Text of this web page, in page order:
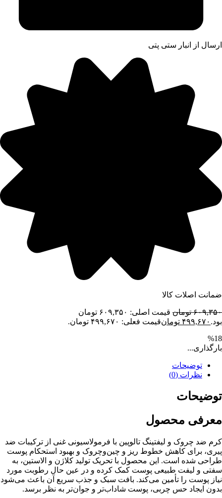
ارسال از انبار ستی پتی
ضمانت اصلات کالا
۶۰۹,۳۵۰ تومان
قیمت اصلی: ۶۰۹,۳۵۰ تومان
بود. ۴۹۹,۶۷۰ تومانقیمت فعلی: ۴۹۹,۶۷۰ تومان.
%18
بارگذاری...
توضیحات
نظرات (0)
توضیحات
معرفی محصول
کرم ضد چروک و لیفتینگ تالوپین با فرمولاسیونی غنی از ترکیبات ضد
پیری، برای کاهش خطوط ریز و چین‌وچروک و بهبود استحکام پوست
طراحی شده است. این محصول با تحریک تولید کلاژن و الاستین، به
سفتی و لیفت طبیعی پوست کمک کرده و در عین حال رطوبت مورد
نیاز پوست را تأمین می‌کند. بافت سبک و جذب سریع آن باعث می‌شود
بدون ایجاد حس چربی، پوست شاداب‌تر و جوان‌تر به نظر برسد.